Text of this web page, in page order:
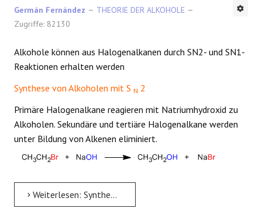
Germán Fernández
THEORIE DER ALKOHOLE
Zugriffe: 82130
Alkohole können aus Halogenalkanen durch SN2- und SN1-
Reaktionen erhalten werden
Synthese von Alkoholen mit S N 2
Primäre Halogenalkane reagieren mit Natriumhydroxid zu
Alkoholen. Sekundäre und tertiäre Halogenalkane werden
unter Bildung von Alkenen eliminiert.
Weiterlesen: Synthese von Alkoholen aus Halogenalkanen